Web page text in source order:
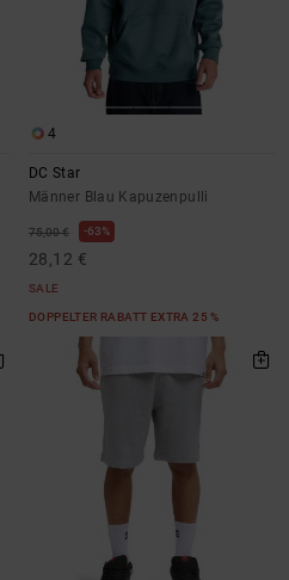
4
DC Star
Männer Blau Kapuzenpulli
75,00 € 63%
28,12 €
SALE
DOPPELTER RABATT EXTRA 25 %